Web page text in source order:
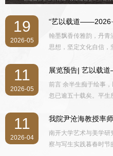
19
2026-05
“艺以载道
翰墨飘香传雅韵，丹青
思想，坚定文化自信，
学艺术界联合会、中国
馆、江苏金陵教育集
部中华优秀传统文化中
限公司协办的“艺以载
有：第十二届全国人大
金会理事长曹卫洲，
11
2026-05
前言 余半生痴于绘事，以笔墨抒胸臆，以丹青写乾坤，不觉间忽
忽已逾五十载矣。平生
天下形胜，而于西部山
势，可以涤尘襟，拓胸
心源”，良有以也。 丙午之春，余携弟子西行考察，过敦煌，访
11
2026-04
我院尹沧海教授率
南开大学艺术与美学研
察与写生实践暮春时